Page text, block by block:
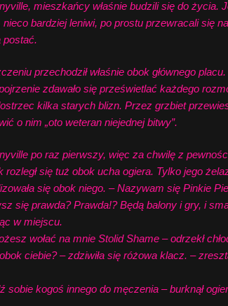
mieszkańcy właśnie budzili się do
bardziej leniwi, po prostu przewracali się
postać.
przechodził właśnie obok głównego
zdawało się prześwietlać każdego
kilka starych blizn. Przez grzbiet
o nim „oto weteran niejednej bitwy”.
po raz pierwszy, więc za chwilę z
się tuż obok ucha ogiera. Tylko jego
się obok niego. – Nazywam się Pinkie
się prawda? Prawda!? Będą balony i gry, i
w miejscu.
wołać na mnie Stolid Shame – odrzekł
ciebie? – zdziwiła się różowa klacz. –
kogoś innego do męczenia – burknął